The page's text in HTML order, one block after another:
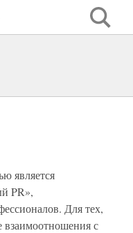
является
PR»,
Для тех,
с